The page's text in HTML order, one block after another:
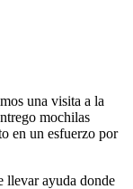
una visita a la
mochilas
en un esfuerzo por
llevar ayuda donde